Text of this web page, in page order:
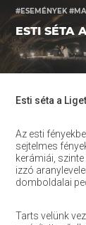
#ESEMÉNYEK
ESTI SÉTA
Esti séta a
Az esti
sejtelmes
kerámiái, szinte
izzó
domboldalai
Tarts velünk